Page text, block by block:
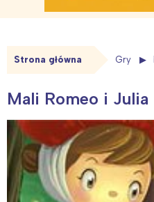
Strona główna Gry
Mali Romeo i Julia